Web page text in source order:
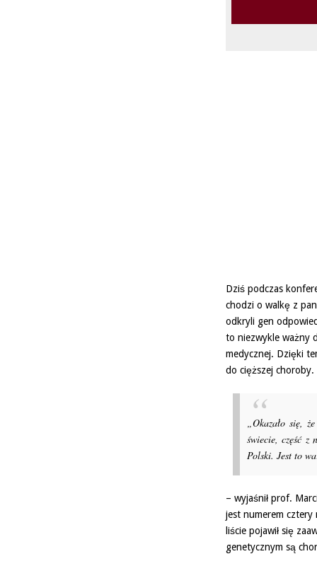
Dziś podczas
chodzi o walkę z
odkryli gen
to niezwykle ważny
medycznej. Dzięki
do cięższej choroby.
„Okazało się,
świecie, część z
Polski. Jest to
– wyjaśnił prof.
jest numerem cztery
liście pojawił się
genetycznym są